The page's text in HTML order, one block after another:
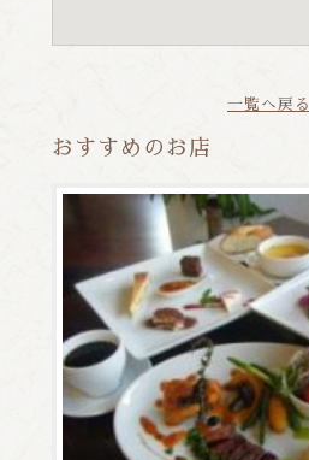
一覧へ戻る
おすすめのお店